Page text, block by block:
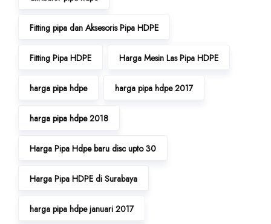
Fitting pipa dan Aksesoris Pipa HDPE
Fitting Pipa HDPE Harga Mesin Las Pipa HDPE
harga pipa hdpe harga pipa hdpe 2017
harga pipa hdpe 2018
Harga Pipa Hdpe baru disc upto 30
Harga Pipa HDPE di Surabaya
harga pipa hdpe januari 2017